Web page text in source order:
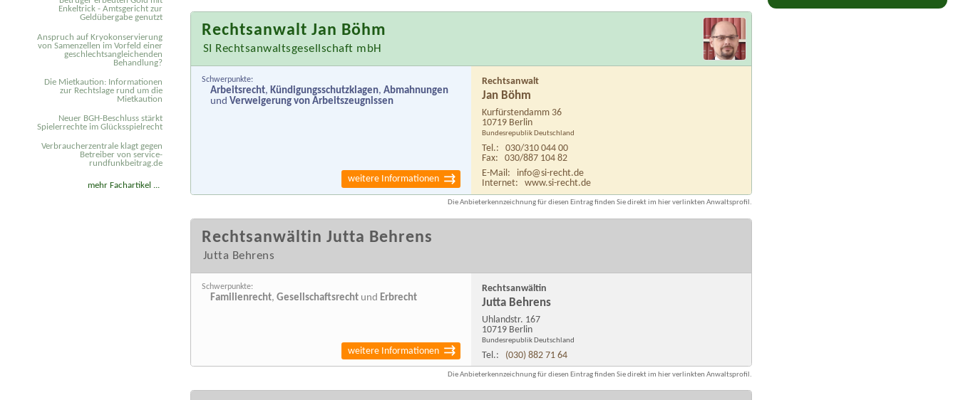
Rechtsanwalt Jan Böhm
SI Rechtsanwaltsgesellschaft mbH
Rechtsanwalt
Jan Böhm
Kurfürstendamm 36
10719 Berlin
Bundesrepublik Deutschland
Tel.:
030/310 044 00
Fax:
030/887 104 82
E-Mail:
info@si-recht.de
Internet:
www.si-recht.de
Schwerpunkte:
Arbeitsrecht, Kündigungsschutzklagen,Abmahnungen
undVerweigerung von Arbeitszeugnissen
weitere Informationen
Die Anbieterkennzeichnung für diesen Eintrag finden Sie direkt im hier verlinkten Anwaltsprofil.
Rechtsanwältin Jutta Behrens
Jutta Behrens
Rechtsanwältin
Jutta Behrens
Uhlandstr. 167
10719 Berlin
Bundesrepublik Deutschland
Tel.: (030) 882 71 64
Schwerpunkte:
Familienrecht,Gesellschaftsrecht und Erbrecht
weitere Informationen
Die Anbieterkennzeichnung für diesen Eintrag finden Sie direkt im hier verlinkten Anwaltsprofil.
Enkeltrick - Amtsgericht zur
Geldübergabe genutzt
Anspruch auf Kryokonservierung
von Samenzellen im Vorfeld einer
geschlechtsangleichenden
Behandlung?
Die Mietkaution: Informationen
zur Rechtslage rund um die
Mietkaution
Neuer BGH-Beschluss stärkt
Spielerrechte im Glücksspielrecht
Verbraucherzentrale klagt gegen
Betreiber von service-
rundfunkbeitrag.de
mehr Fachartikel ...